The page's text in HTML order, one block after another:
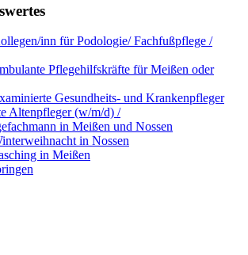
inn für Podologie/ Fachfußpflege /
Pflegehilfskräfte für Meißen oder
Gesundheits- und Krankenpfleger
Altenpfleger (w/m/d) /
in Meißen und Nossen
in Nossen
in Meißen